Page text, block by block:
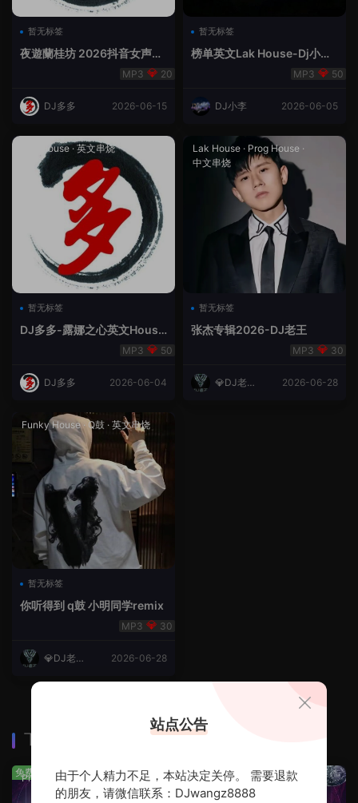
暂无标签
夜遊蘭桂坊 2026抖音女声整
合（DJ多多DJ尾巴）
20
DJ多多 2026-06-15
暂无标签
榜单英文Lak House-Dj小李
50
DJ小李 2026-06-05
Lak House· 英文串烧
暂无标签
DJ多多-露娜之心英文House
50
DJ多多 2026-06-04
Lak House · Prog House ·
中文串烧
暂无标签
张杰专辑2026-DJ老王
30
💎DJ老王
2026-06-28
Funky House· Q鼓 · 英文串烧
暂无标签
你听得到 q鼓 小明同学remix
30
💎DJ老王
2026-06-28
下载排行
Prog House·免费分享
免费 免费分享·轻音乐串烧
免费
站点公告
由于个人精力不足，本站决定关停。 需要退款
的朋友，请微信联系：DJwangz8888